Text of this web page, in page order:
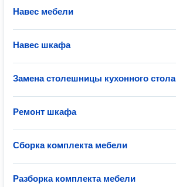
Навес мебели
Навес шкафа
Замена столешницы кухонного стола
Ремонт шкафа
Сборка комплекта мебели
Разборка комплекта мебели